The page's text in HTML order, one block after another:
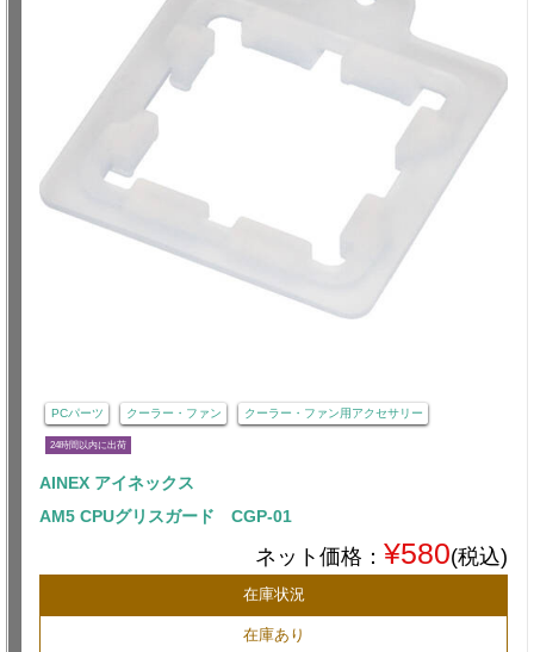
PCパーツ クーラー・ファン クーラー・ファン用アクセサリー
24時間以内に出荷
AINEX アイネックス
AM5 CPUグリスガード CGP-01
ネット価格： ¥580(税込)
在庫状況
在庫あり